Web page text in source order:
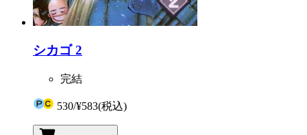
シカゴ 2
完結
530/¥583(税込)